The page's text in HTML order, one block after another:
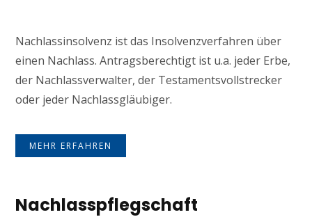
Nachlassinsolvenz ist das Insolvenzverfahren über
einen Nachlass. Antragsberechtigt ist u.a. jeder Erbe,
der Nachlassverwalter, der Testamentsvollstrecker
oder jeder Nachlassgläubiger.
MEHR ERFAHREN
Nachlasspflegschaft